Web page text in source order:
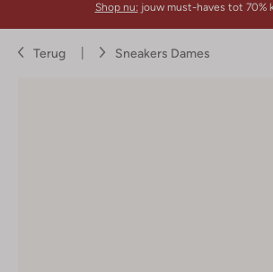
Shop nu: jouw must-haves tot 70%
Terug Sneakers Dames